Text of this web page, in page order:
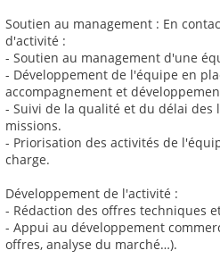
Soutien au management : En
d'activité :
- Soutien au management d'une
- Développement de l'équipe en
accompagnement et
- Suivi de la qualité et du délai des
missions.
- Priorisation des activités de
charge.
Développement de l'activité :
- Rédaction des offres techniques
- Appui au développement
offres, analyse du marché…).